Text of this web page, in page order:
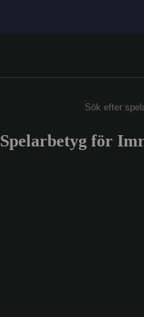
Ange
Spelarbetyg för